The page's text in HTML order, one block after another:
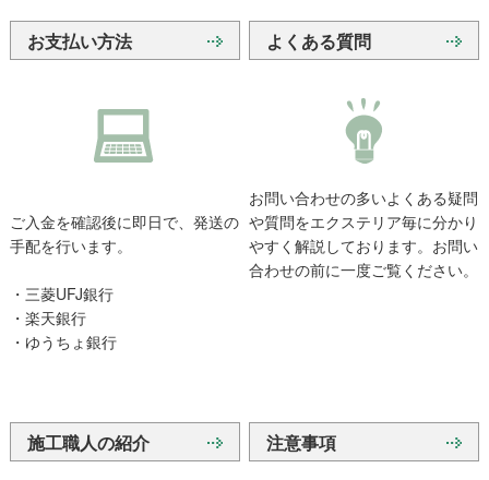
お支払い方法
ご入金を確認後に即日で、発送の
手配を行います。
・三菱UFJ銀行
・楽天銀行
・ゆうちょ銀行
よくある質問
お問い合わせの多いよくある疑問
や質問をエクステリア毎に分かり
やすく解説しております。お問い
合わせの前に一度ご覧ください。
施工職人の紹介 注意事項